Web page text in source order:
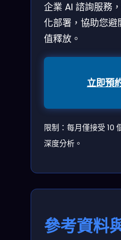
企業 AI 諮詢服務
化部署，協助您避
值釋放。
立即預
限制：每月僅接受 10
深度分析。
參考資料